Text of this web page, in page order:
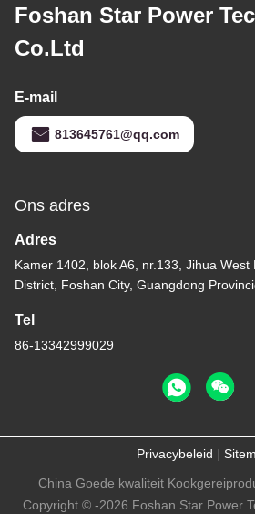
Foshan Star Power
Co.Ltd
E-mail
813645761@qq.com
Ons adres
Adres
Kamer 1402, blok A6, nr.133, Jihua West
District, Foshan City, Guangdong
Tel
86-13342999029
Privacybeleid |
China Goede kwaliteit
Copyright © -2026 Foshan Star Power